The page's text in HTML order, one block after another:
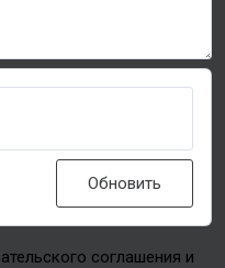
Обновить
соглашения и